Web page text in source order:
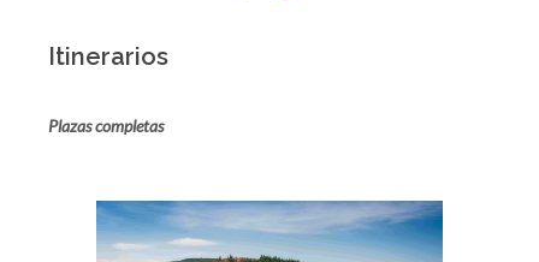
Itinerarios
Plazas completas